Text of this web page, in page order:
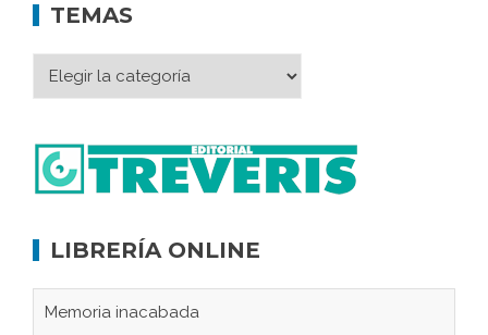
TEMAS
LIBRERÍA ONLINE
Memoria inacabada